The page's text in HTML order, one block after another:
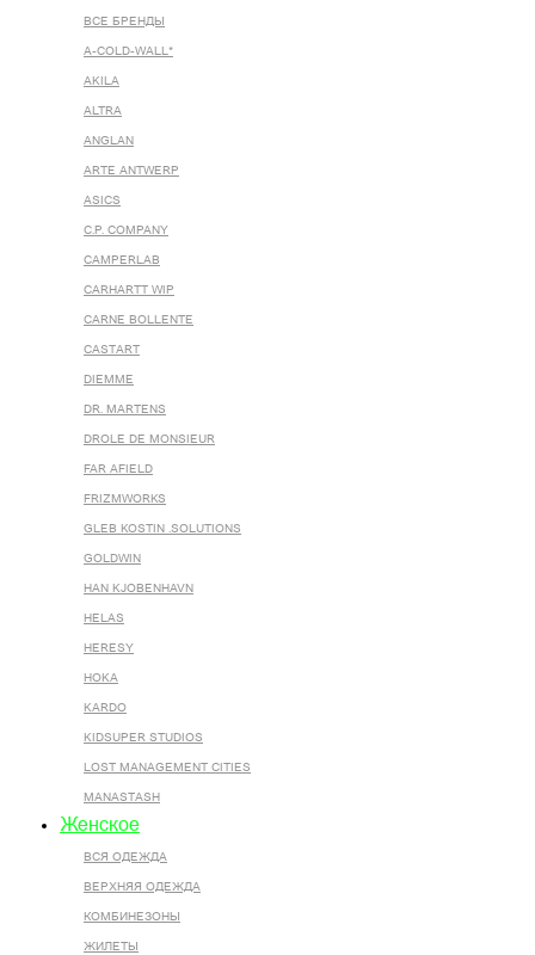
ВСЕ БРЕНДЫ
A-COLD-WALL*
AKILA
ALTRA
ANGLAN
ARTE ANTWERP
ASICS
C.P. COMPANY
CAMPERLAB
CARHARTT WIP
CARNE BOLLENTE
CASTART
DIEMME
DR. MARTENS
DROLE DE MONSIEUR
FAR AFIELD
FRIZMWORKS
GLEB KOSTIN .SOLUTIONS
GOLDWIN
HAN KJOBENHAVN
HELAS
HERESY
HOKA
KARDO
KIDSUPER STUDIOS
LOST MANAGEMENT CITIES
MANASTASH
Женское
ВСЯ ОДЕЖДА
ВЕРХНЯЯ ОДЕЖДА
КОМБИНЕЗОНЫ
ЖИЛЕТЫ